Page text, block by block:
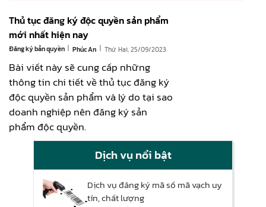
Thủ tục đăng ký độc quyền sản phẩm
mới nhất hiện nay
Đăng ký bản quyền | Phúc An | Thứ Hai, 25/09/2023
Bài viết này sẽ cung cấp những
thông tin chi tiết về thủ tục đăng ký
độc quyền sản phẩm và lý do tại sao
doanh nghiệp nên đăng ký sản
phẩm độc quyền.
Dịch vụ nổi bật
Dịch vụ đăng ký mã số mã vạch uy
tín, chất lượng